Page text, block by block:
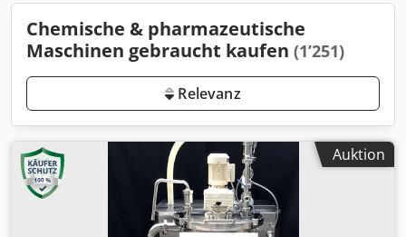
Chemische & pharmazeutische
Maschinen gebraucht kaufen (1’251)
Relevanz
Auktion